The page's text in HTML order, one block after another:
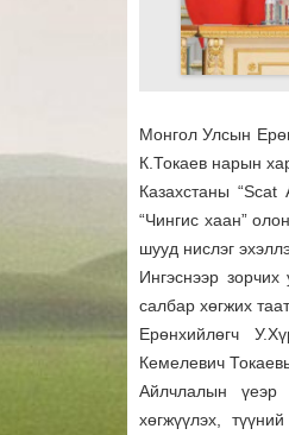
Монгол Улсын
К.Токаев нарын
Казахстаны
“Чингис хаан”
шууд нислэг
Ингэснээр
салбар хөгжих
Ерөнхийлөгч
Кемелевич
Айлчлалын үеэр
хөгжүүлэх,